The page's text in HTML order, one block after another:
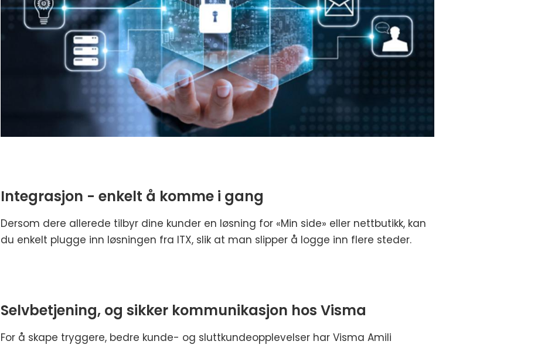
Integrasjon - enkelt å komme i gang
Dersom dere allerede tilbyr dine kunder en løsning for «Min side» eller nettbutikk, kan
du enkelt plugge inn løsningen fra ITX, slik at man slipper å logge inn flere steder.
Selvbetjening, og sikker kommunikasjon hos Visma
For å skape tryggere, bedre kunde- og sluttkundeopplevelser har Visma Amili